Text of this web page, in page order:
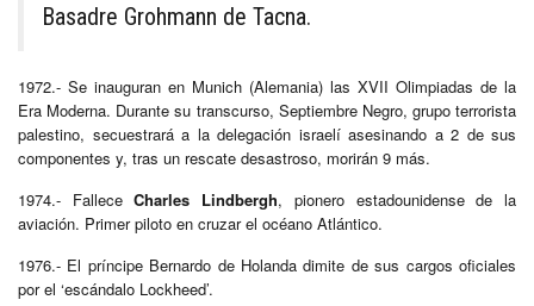
Basadre Grohmann de Tacna.
1972.- Se inauguran en Munich (Alemania) las XVII Olimpiadas de la
Era Moderna. Durante su transcurso, Septiembre Negro, grupo terrorista
palestino, secuestrará a la delegación israelí asesinando a 2 de sus
componentes y, tras un rescate desastroso, morirán 9 más.
1974.- FalleceCharles Lindbergh, pionero estadounidense de la
aviación. Primer piloto en cruzar el océano Atlántico.
1976.- El príncipe Bernardo de Holanda dimite de sus cargos oficiales
por el ‘escándalo Lockheed’.